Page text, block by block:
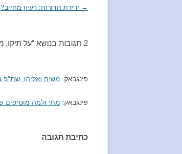
ניווט
→ ירידת הדורות: רעיון מחייב?
2 תגובות בנושא “ על תיקו,
פינגבאק: משיח ואליהו: שת"פ
פינגבאק: מתי ולמה מוסיפים
כתיבת תגובה